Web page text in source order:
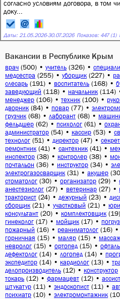
согласно условиям договора, в том
доку...
Даты: 21.05.2026-30.07.2026 Показов: 447 (1)
Вакансии в Республике Крым
врач (500) • учитель (326) •
медсестра (255) • уборщик (227) •
слесарь (191) • воспитатель (168) •
заведующий (118) • начальник (114)
менеджер (106) • техник (100) •
дворник (84) • повар (77) •
грузчик (68) • лаборант (68) •
фельдшер (62) • психолог (61) •
администратор (54) • кассир (53) •
технолог (51) • директор (47) •
ремонтник (41) • сантехник (41) •
инспектор (38) • контролер (38) •
почтальон (36) • инструктор (34) •
электрогазосварщик (31) • акушер
стоматолог (30) • организатор (29) •
анестезиолог (27) • ветеринар (27) •
тракторист (24) • дежурный (23) •
сборщик (21) • участковый (21) •
консультант (20) • комплектовщик (19)
гинеколог (17) • мойщик (17) •
пожарный (16) • реаниматолог (16) •
горничная (15) • маляр (15) •
невролог (15) • ортопед (15) •
дефектолог (14) • логопед (14) •
экспедитор (14) • кардиолог (13) •
делопроизводитель (12) • конструктор
токарь (12) • фармацевт (12) •
штукатур (11) • эндоскопист (11) •
психиатр (10) • электромонтажник